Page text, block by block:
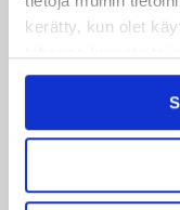
kerätty, kun olet
käytöstäEvästeet-
25.06.2026
JYP ja Secto Rally
02.06.2026
Liiga-kauden 2026-
Reece Newkirk